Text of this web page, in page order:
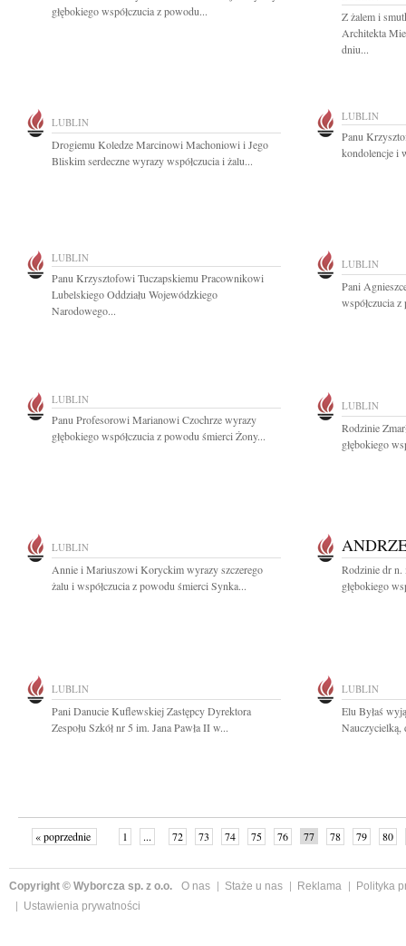
głębokiego współczucia z powodu...
Z żalem i
Architekta
dniu...
LUBLIN
Drogiemu Koledze Marcinowi Machoniowi i Jego
Bliskim serdeczne wyrazy współczucia i żalu...
LUBLIN
Panu
kondolencje i
LUBLIN
Panu Krzysztofowi Tuczapskiemu Pracownikowi
Lubelskiego Oddziału Wojewódzkiego
Narodowego...
LUBLIN
Pani
współczucia
LUBLIN
Panu Profesorowi Marianowi Czochrze wyrazy
głębokiego współczucia z powodu śmierci Żony...
LUBLIN
Rodzinie
głębokiego
LUBLIN
Annie i Mariuszowi Koryckim wyrazy szczerego
żalu i współczucia z powodu śmierci Synka...
Rodzinie dr
głębokiego
LUBLIN
Pani Danucie Kuflewskiej Zastępcy Dyrektora
Zespołu Szkół nr 5 im. Jana Pawła II w...
LUBLIN
Elu Byłaś
Nauczycielką,
« poprzednie 1 ... 72 73 74 75 76 77 78 79
80
Copyright © Wyborcza sp. z o.o. O nas Staże u nas Reklama
Polityka
Ustawienia prywatności